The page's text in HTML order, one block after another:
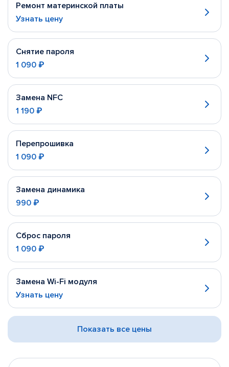
Ремонт материнской платы
Узнать цену
Снятие пароля
1 090 ₽
Замена NFC
1 190 ₽
Перепрошивка
1 090 ₽
Замена динамика
990 ₽
Сброс пароля
1 090 ₽
Замена Wi-Fi модуля
Узнать цену
Показать все цены